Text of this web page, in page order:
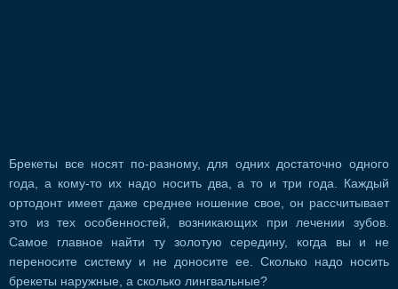
Брекеты все носят по-разному, для одних достаточно одного
года, а кому-то их надо носить два, а то и три года. Каждый
ортодонт имеет даже среднее ношение свое, он рассчитывает
это из тех особенностей, возникающих при лечении зубов.
Самое главное найти ту золотую середину, когда вы и не
переносите систему и не доносите ее. Сколько надо носить
брекеты наружные, а сколько лингвальные?